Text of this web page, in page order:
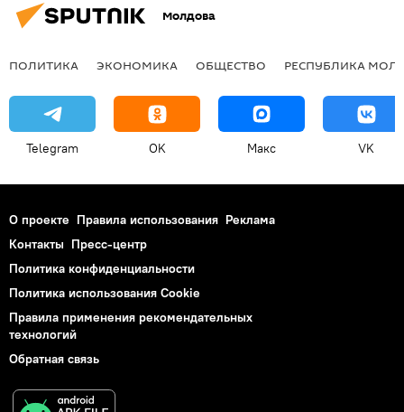
Молдова
ПОЛИТИКА ЭКОНОМИКА ОБЩЕСТВО РЕСПУБЛИКА
Telegram OK Макс VK
О проекте Правила использования Реклама
Контакты Пресс-центр
Политика конфиденциальности
Политика использования Cookie
Правила применения рекомендательных
технологий
Обратная связь